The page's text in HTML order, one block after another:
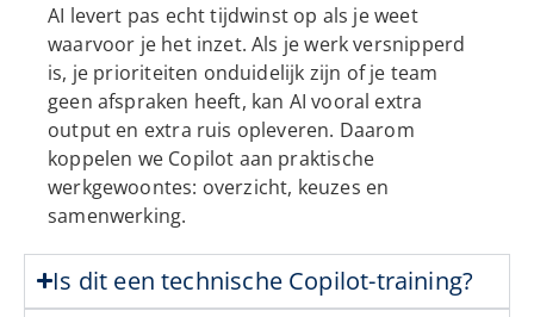
AI levert pas echt tijdwinst op als je weet
waarvoor je het inzet. Als je werk versnipperd
is, je prioriteiten onduidelijk zijn of je team
geen afspraken heeft, kan AI vooral extra
output en extra ruis opleveren. Daarom
koppelen we Copilot aan praktische
werkgewoontes: overzicht, keuzes en
samenwerking.
Is dit een technische Copilot-training?